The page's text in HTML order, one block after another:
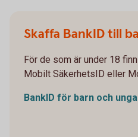
Skaffa BankID till
För de som är under 18
Mobilt SäkerhetsID eller
BankID för barn och unga